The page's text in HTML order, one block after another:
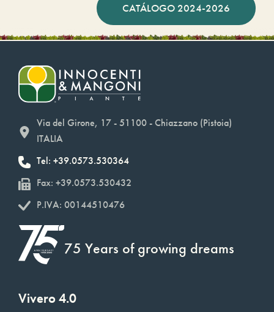
CATÁLOGO 2024-2026
Via del Girone, 17 - 51100 - Chiazzano (Pistoia)
ITALIA
Tel: +39.0573.530364
Fax: +39.0573.530432
P.IVA: 00144510476
75 Years of growing dreams
Vivero 4.0